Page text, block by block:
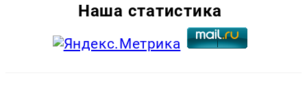
Наша статистика